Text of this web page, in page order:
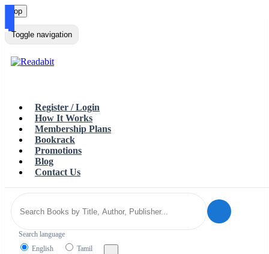
Loading…
Top
Toggle navigation
Register / Login
How It Works
Membership Plans
Bookrack
Promotions
Blog
Contact Us
Search language
English
Tamil